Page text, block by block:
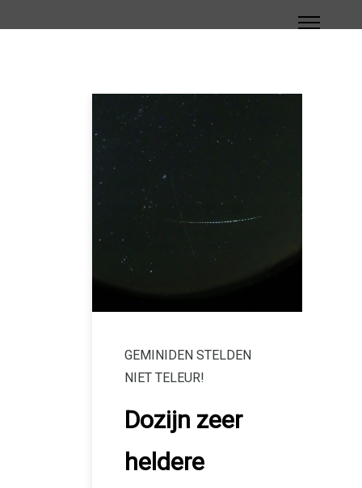
GEMINIDEN STELDEN
NIET TELEUR!
Dozijn zeer
heldere